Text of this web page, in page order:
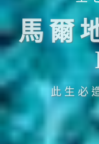
馬爾
此生必